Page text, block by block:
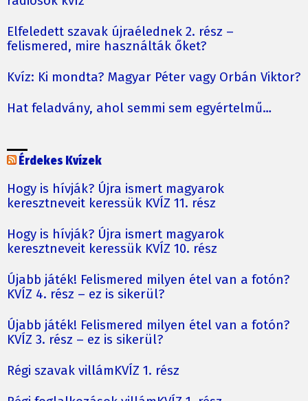
Elfeledett szavak újraélednek 2. rész –
felismered, mire használták őket?
Kvíz: Ki mondta? Magyar Péter vagy Orbán Viktor?
Hat feladvány, ahol semmi sem egyértelmű…
Érdekes Kvízek
Hogy is hívják? Újra ismert magyarok
keresztneveit keressük KVÍZ 11. rész
Hogy is hívják? Újra ismert magyarok
keresztneveit keressük KVÍZ 10. rész
Újabb játék! Felismered milyen étel van a fotón?
KVÍZ 4. rész – ez is sikerül?
Újabb játék! Felismered milyen étel van a fotón?
KVÍZ 3. rész – ez is sikerül?
Régi szavak villámKVÍZ 1. rész